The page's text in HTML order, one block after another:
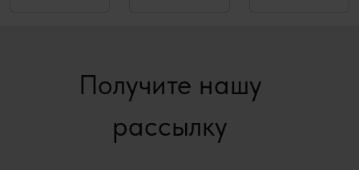
Получите нашу
рассылку